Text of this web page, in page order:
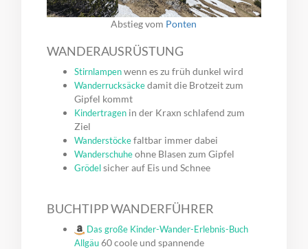
Abstieg vom Ponten
WANDERAUSRÜSTUNG
Stirnlampenwenn es zu früh dunkel wird
Wanderrucksäckedamit die Brotzeit zum
Gipfel kommt
Kindertragen in der Kraxn schlafend zum
Ziel
Wanderstöckefaltbar immer dabei
Wanderschuheohne Blasen zum Gipfel
Grödelsicher auf Eis und Schnee
BUCHTIPP WANDERFÜHRER
Das große Kinder-Wander-Erlebnis-Buch
Allgäu60 coole und spannende